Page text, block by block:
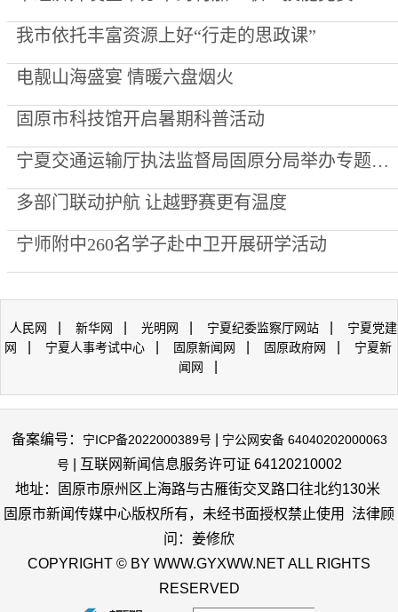
我市依托丰富资源上好“行走的思政课”
电靓山海盛宴 情暖六盘烟火
固原市科技馆开启暑期科普活动
宁夏交通运输厅执法监督局固原分局举办专题知识竞赛 以赛促学锻造执法“头雁”
多部门联动护航 让越野赛更有温度
宁师附中260名学子赴中卫开展研学活动
人民网 新华网 光明网 宁夏纪委监察厅网站
宁夏党建
网
宁夏人事考试中心 固原新闻网 固原政府网
宁夏新
闻网
备案编号： 宁ICP备2022000389号
宁公网安备 64040202000063
号 | 互联网新闻信息服务许可证 64120210002
地址：固原市原州区上海路与古雁街交叉路口往北约130米
固原市新闻传媒中心版权所有，未经书面授权禁止使用 法律顾
问：姜修欣
COPYRIGHT © BY WWW.GYXWW.NET ALL RIGHTS
RESERVED